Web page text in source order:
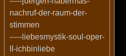
nachruf-der-raum-der-
stimmen
-----liebesmystik-soul-oper-
II-ichbinliebe